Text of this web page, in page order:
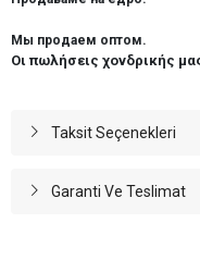
Мы продаем оптом.
Οι πωλήσεις χονδρικής
Taksit Seçenekleri
Garanti Ve Teslimat